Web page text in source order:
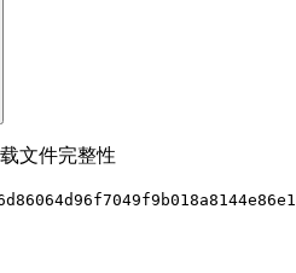
文件完整性